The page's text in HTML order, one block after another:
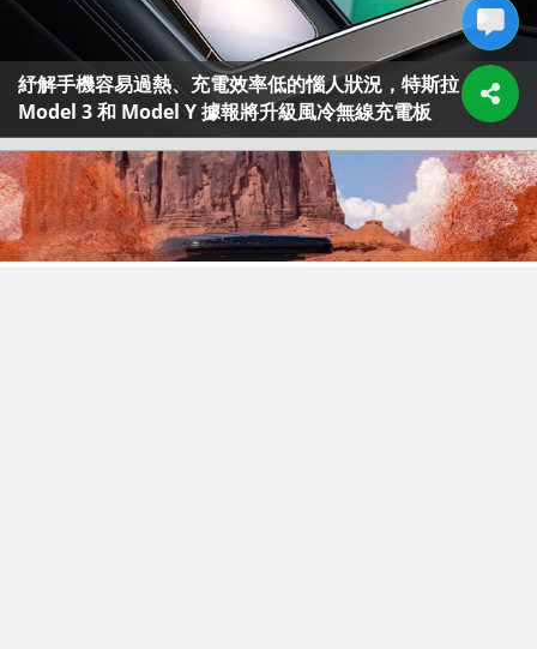
紓解手機容易過熱、充電效率低的惱人狀況，特斯拉
Model 3 和 Model Y 據報將升級風冷無線充電板